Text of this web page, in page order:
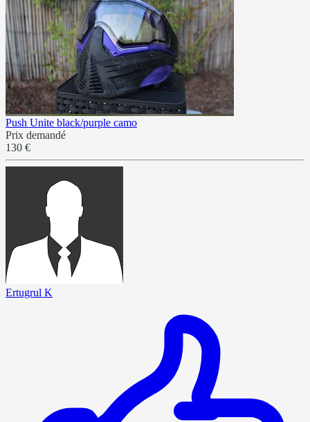
Push Unite black/purple camo
Prix demandé
130 €
Ertugrul K